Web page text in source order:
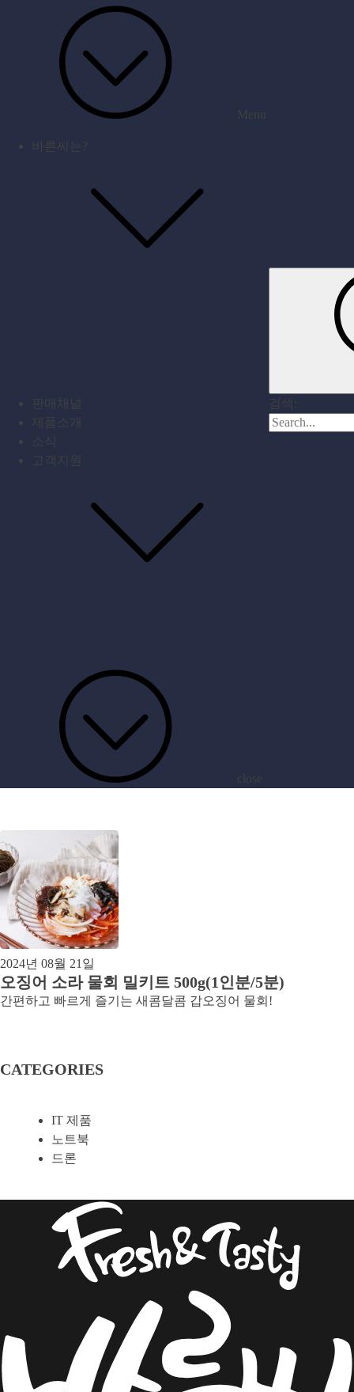
Menu
바른씨는?
판매채널
제품소개
소식
고객지원
close
검색:
2024년 08월 21일
오징어 소라 물회 밀키트 500g(1인분/5분)
간편하고 빠르게 즐기는 새콤달콤 갑오징어 물회!
CATEGORIES
IT 제품
노트북
드론